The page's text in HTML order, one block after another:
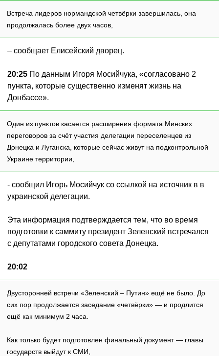
Встреча лидеров нормандской четвёрки завершилась, она
продолжалась более двух часов,
– сообщает Елисейский дворец.
20:25 По данным Игоря Мосийчука, «согласовано 2
пункта, которые существенно изменят жизнь на
Донбассе».
Один из пунктов касается расширения формата Минских
переговоров за счёт участия делегации переселенцев из
Донецка и Луганска, которые сейчас живут на подконтрольной
Украине территории,
- сообщил Игорь Мосийчук со ссылкой на источник в в
украинской делегации.
Эта информация подтверждается тем, что во время
подготовки к саммиту президент Зеленский встречался
с депутатами городского совета Донецка.
20:02
Двусторонней встречи «Зеленский – Путин» ещё не было. До
сих пор продолжается заседание «четвёрки» — и продлится
ещё как минимум 2 часа.
Как только будет подготовлен финальный документ — главы
государств выйдут к СМИ,